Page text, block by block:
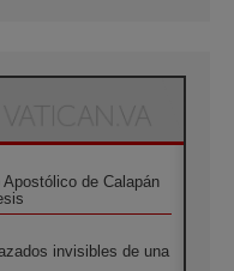
de Calapán
invisibles de una